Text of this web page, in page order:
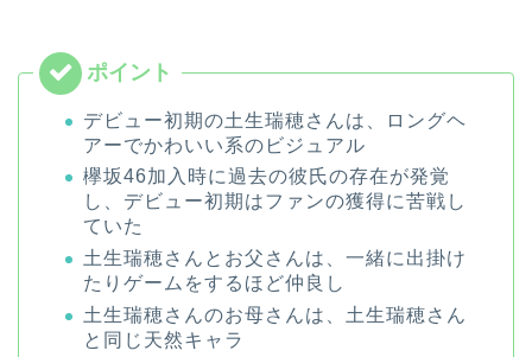
デビュー初期の土生瑞穂さんは、ロングヘ
アーでかわいい系のビジュアル
欅坂46加入時に過去の彼氏の存在が発覚
し、デビュー初期はファンの獲得に苦戦し
ていた
土生瑞穂さんとお父さんは、一緒に出掛け
たりゲームをするほど仲良し
土生瑞穂さんのお母さんは、土生瑞穂さん
と同じ天然キャラ